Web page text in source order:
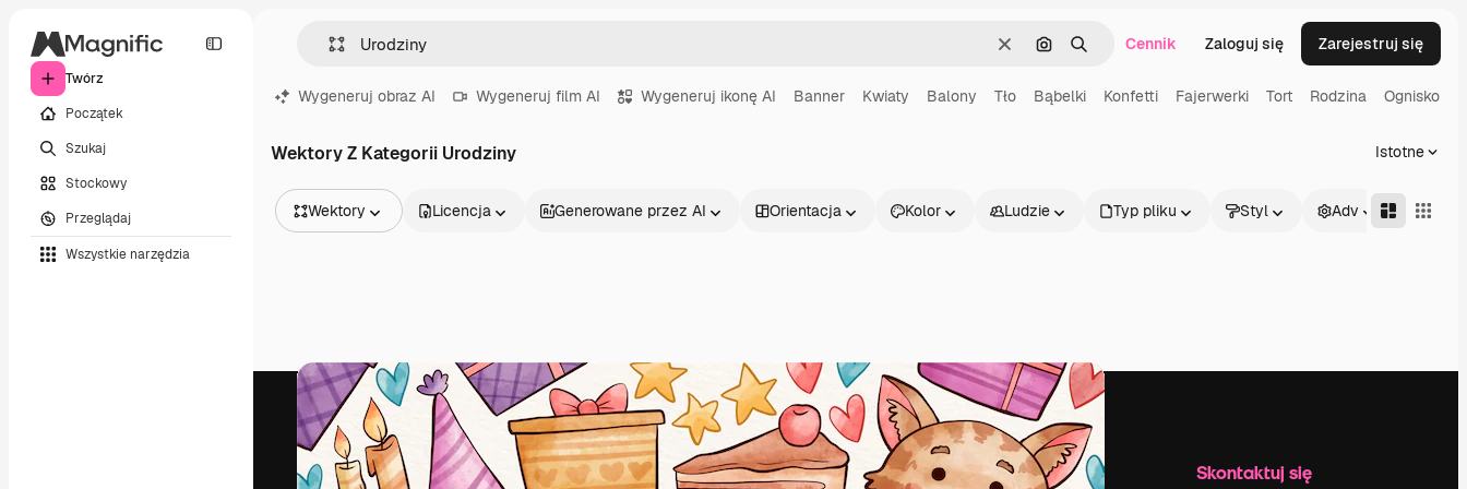
Twórz
Początek
Szukaj
Stockowy
Przeglądaj
Wszystkie narzędzia
WyczyśćSzukaj według obrazu
SzukajCennik Zaloguj się Zarejestruj się
Wygeneruj obraz AI Wygeneruj film AI Wygeneruj ikonę AI Banner Kwiaty Balony Tło Bąbelki Konfetti Fajerwerki Tort Rodzina Ognisko
Wektory Z Kategorii Urodziny Istotne
Wektory
Filmy
Klipy wideo
Ruchome grafiki
Szablony wideo
Ikony
Modele 3D
Czcionki
Licencja Generowane przez AI Orientacja Kolor Ludzie Typ pliku Styl Adv
Produkty Zacznij Firma Skontaktuj się